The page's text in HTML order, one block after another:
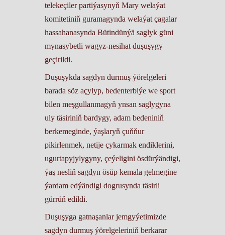
telekeçiler partiýasynyň Mary welaýat
komitetiniň guramagynda welaýat çagalar
hassahanasynda Bütindünýä saglyk güni
mynasybetli wagyz-nesihat duşuşygy
geçirildi.
Duşuşykda sagdyn durmuş ýörelgeleri
barada söz açylyp, bedenterbiýe we sport
bilen meşgullanmagyň ynsan saglygyna
uly täsiriniň bardygy, adam bedeniniň
berkemeginde, ýaşlaryň çuňňur
pikirlenmek, netije çykarmak endiklerini,
ugurtapyjylygyny, çeýeligini ösdürýändigi,
ýaş nesliň sagdyn ösüp kemala gelmegine
ýardam edýändigi dogrusynda täsirli
gürrüň edildi.
Duşuşyga gatnaşanlar jemgyýetimizde
sagdyn durmuş ýörelgeleriniň berkarar